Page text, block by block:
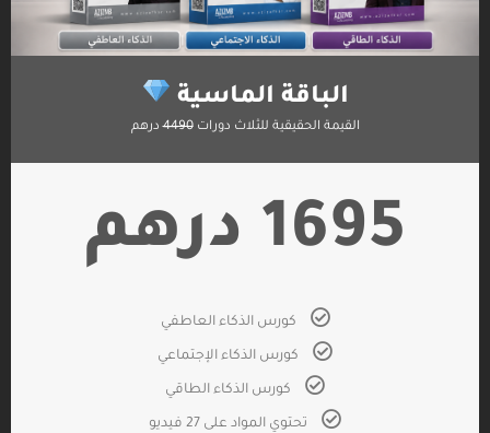
الباقة الماسية
القيمة الحقيقية للثلاث دورات4490درهم
1695 درهم
كورس الذكاء العاطفي
كورس الذكاء الإجتماعي
كورس الذكاء الطاقي
تحتوي المواد على 27 فيديو